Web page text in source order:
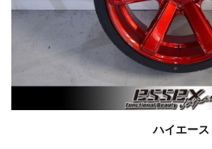
ハイエース